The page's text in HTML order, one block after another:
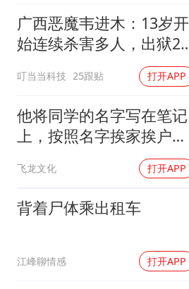
广西恶魔韦进木：13岁开
始连续杀害多人，出狱2
叮当当科技 25跟贴 打开APP
他将同学的名字写在笔记
上，按照名字挨家挨户去
飞龙文化 打开APP
背着尸体乘出租车
江峰聊情感 打开APP